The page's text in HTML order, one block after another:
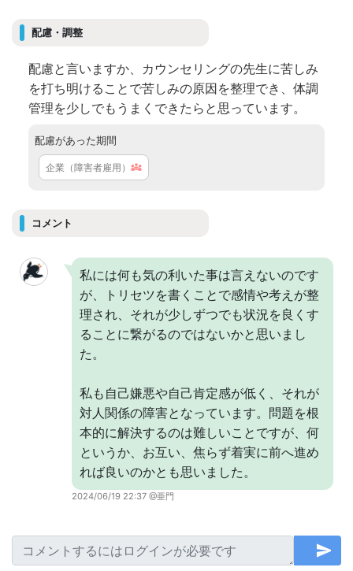
配慮・調整
配慮と言いますか、カウンセリングの先生に苦しみ
を打ち明けることで苦しみの原因を整理でき、体調
管理を少しでもうまくできたらと思っています。
配慮があった期間
企業（障害者雇用）
コメント
私には何も気の利いた事は言えないのです
が、トリセツを書くことで感情や考えが整
理され、それが少しずつでも状況を良くす
ることに繋がるのではないかと思いまし
た。
私も自己嫌悪や自己肯定感が低く、それが
対人関係の障害となっています。問題を根
本的に解決するのは難しいことですが、何
というか、お互い、焦らず着実に前へ進め
れば良いのかとも思いました。
2024/06/19 22:37 @亜門